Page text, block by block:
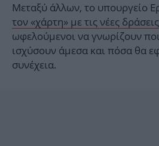
Μεταξύ άλλων, το υπουργείο
τον «χάρτη» με τις νέες δράσεις
ωφελούμενοι να γνωρίζουν
ισχύσουν άμεσα και πόσα θα
συνέχεια.